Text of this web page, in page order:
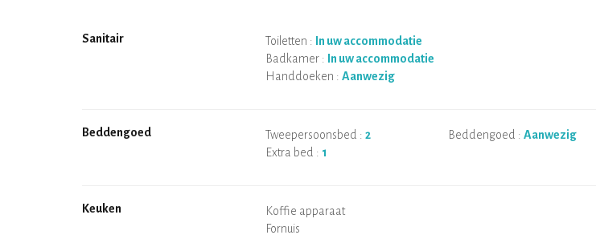
Sanitair Toiletten :
In uw accommodatie
Badkamer :
In uw accommodatie
Handdoeken : Aanwezig
Beddengoed Tweepersoonsbed : 2
Extra bed : 1
Beddengoed : Aanwezig
Keuken Magnetron
Koffie apparaat
Theekoker
Fornuis